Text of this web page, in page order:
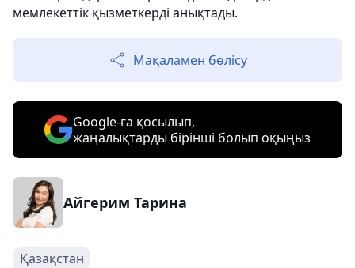
мемлекеттік қызметкерді анықтады.
Мақаламен бөлісу
Google-ға қосылып,
жаңалықтарды бірінші болып оқыңыз
Айгерим Тарина
Қазақстан